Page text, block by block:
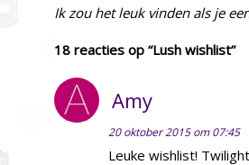
Ik zou het leuk vinden als je
18 reacties op “Lush wishlist”
Amy
20 oktober 2015 om 07:45
Leuke wishlist!